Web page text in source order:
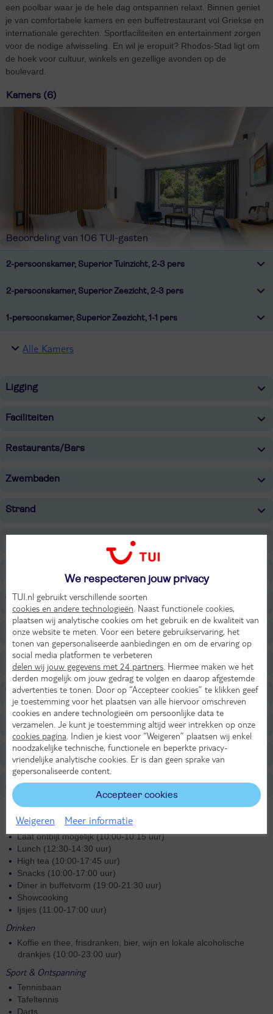
een poolbar waar je de hele dag ontspannen relaxt. Binnen geniet
je van comfortabele kamers en een buffetrestaurant vol Griekse en
internationale gerechten. Sportfaciliteiten en entertainment zorgen
voor de nodige afwisseling. En wil je eropuit? Rhodos-Stad ligt om
de hoek voor cultuur, winkels en gezellige avonden op de
boulevard.
Kamers (6)
Beoordeling van 106 TUI-gasten
2-persoonskamer, Superior Tuinzicht, 2-3 pers
2-persoonskamer, Superior Zeezicht, 2-3 pers
1-persoonskamer, Superior Zeezicht, 1-1 pers
Alle Kamers
Ligging
Faciliteiten
Restaurants/Bars
Zwembaden
Strand
Voor de kinderen
Onafhankelijk duurzaamheidslabel
Overige informatie
Verzorging
Belangrijke informatie
Niet Inbegrepen (ter plaatse betalen)
All Inclusive
Eten
Ontbijt (07:00-10:00 uur)
Laat ontbijt mogelijk (10:00-10:15 uur)
Lunch (12:30-14:30 uur)
High tea (10:00-17:45 uur)
Snacks (10:00-17:00 uur)
Diner in buffetvorm (19:00-21:30 uur)
Showcooking
Ijsjes (11:00-17:00 uur)
Drinken
Koffie en thee, frisdranken, bier, wijn en lokale alcoholische
drankjes (10:00-23:00 uur)
Sport & Ontspanning
Tennisbaan
Tafeltennis
Darts
We respecteren jouw privacy
TUI.nl gebruikt verschillende soorten
cookies en andere technologieën . Naast functionele cookies,
plaatsen wij analytische cookies om het gebruik en de kwaliteit van
onze website te meten. Voor een betere gebruikservaring, het
tonen van gepersonaliseerde aanbiedingen en om de ervaring op
social media platformen te verbeteren
delen wij jouw gegevens met 24 partners . Hiermee maken we het
derden mogelijk om jouw gedrag te volgen en daarop afgestemde
advertenties te tonen. Door op “Accepteer cookies” te klikken geef
je toestemming voor het plaatsen van alle hiervoor omschreven
cookies en andere technologieën om persoonlijke data te
verzamelen. Je kunt je toestemming altijd weer intrekken op onze
cookies pagina . Indien je kiest voor “Weigeren” plaatsen wij enkel
noodzakelijke technische, functionele en beperkte privacy-
vriendelijke analytische cookies. Er is dan geen sprake van
gepersonaliseerde content.
Accepteer cookies
Weigeren Meer informatie